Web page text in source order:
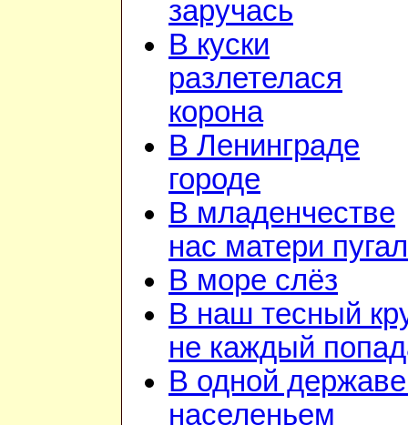
заручась
В куски
разлетелася
корона
В Ленинграде
городе
В младенчестве
нас матери
В море слёз
В наш тесный
не каждый
В одной
населеньем